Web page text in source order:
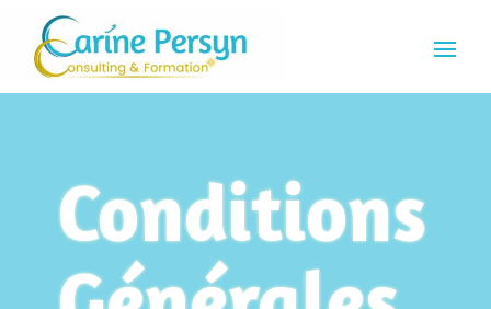
Conditions